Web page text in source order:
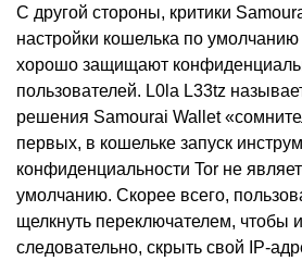
С другой стороны, критики
настройки кошелька по умолчанию
хорошо защищают
пользователей. L0la L33tz
решения Samourai Wallet
первых, в кошельке запуск
конфиденциальности Tor не
умолчанию. Скорее всего,
щелкнуть переключателем, чтобы
следовательно, скрыть свой IP-